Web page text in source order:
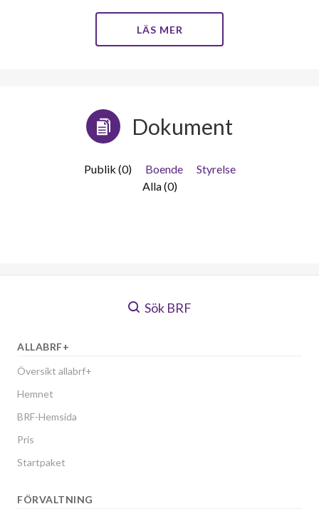
LÄS MER
Dokument
Publik (0) Boende
Styrelse
Alla (0)
Sök BRF
ALLABRF+
Översikt allabrf+
Hemnet
BRF-Hemsida
Pris
Startpaket
FÖRVALTNING